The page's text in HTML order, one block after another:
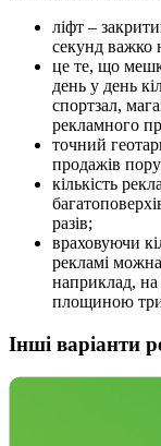
ліфт –
секунд важко
це те, що
день у день
спортзал,
рекламного
точний
продажів
кількість
разів;
враховуючи
рекламі
наприклад, на
площиною
Інші варіанти